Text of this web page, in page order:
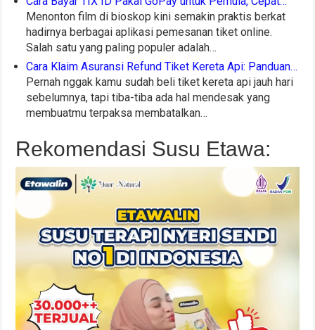
Menonton film di bioskop kini semakin praktis berkat
hadirnya berbagai aplikasi pemesanan tiket online.
Salah satu yang paling populer adalah…
Cara Klaim Asuransi Refund Tiket Kereta Api: Panduan…
Pernah nggak kamu sudah beli tiket kereta api jauh hari
sebelumnya, tapi tiba-tiba ada hal mendesak yang
membuatmu terpaksa membatalkan…
Rekomendasi Susu Etawa: